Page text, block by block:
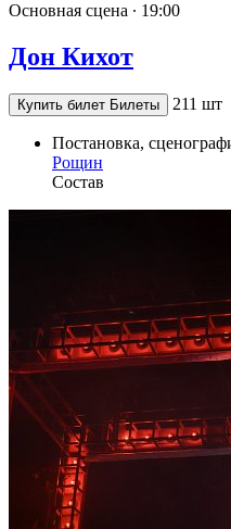
Основная сцена ∙ 19:00
Дон Кихот
Купить билет Билеты 211 шт
Постановка,
Рощин
Состав